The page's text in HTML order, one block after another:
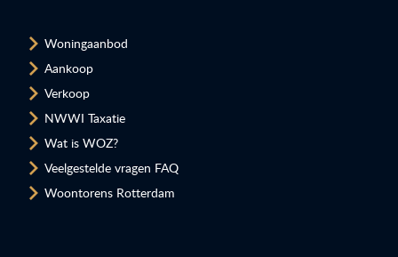
Woningaanbod
Aankoop
Verkoop
NWWI Taxatie
Wat is WOZ?
Veelgestelde vragen FAQ
Woontorens Rotterdam